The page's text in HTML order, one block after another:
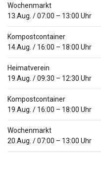
Wochenmarkt
13.Aug. /07:00 – 13:00 Uhr
Kompostcontainer
14.Aug. / 16:00 – 18:00 Uhr
Heimatverein
19.Aug. /09:30 – 12:30 Uhr
Kompostcontainer
19.Aug. / 16:00 – 18:00 Uhr
Wochenmarkt
20.Aug. /07:00 – 13:00 Uhr